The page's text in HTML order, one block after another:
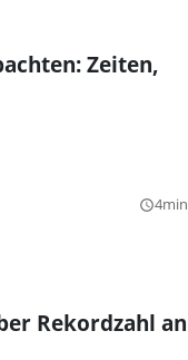
Zeiten,
query_builder4min
Rekordzahl an